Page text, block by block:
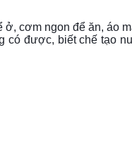
cơm ngon để ăn, áo
được, biết chế tạo